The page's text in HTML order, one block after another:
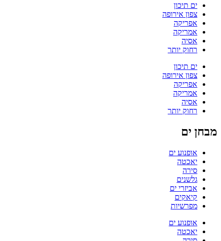
ים תיכון
צפון אירופה
אפריקה
אמריקה
אסיה
רחוק יותר
ים תיכון
צפון אירופה
אפריקה
אמריקה
אסיה
רחוק יותר
מבחן ים
אופנוע ים
יאכטה
סירה
גלשנים
אביזרי ים
קיאקים
מפרשיות
אופנוע ים
יאכטה